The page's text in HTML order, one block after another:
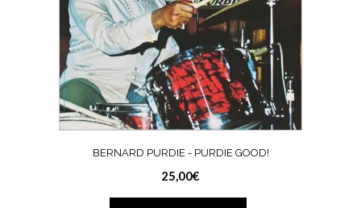
BERNARD PURDIE ‎- PURDIE GOOD!
25,00€